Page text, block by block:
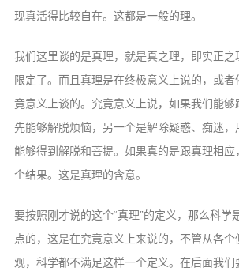
现真活得比较自在。这都是一般的理。
我们这里谈的是真理，就是真之理，即实正之
限定了。而且真理是在终极意义上说的，或
竟意义上谈的。究竟意义上说，如果我们能
先能够解脱烦恼，另一个是解除疑惑、痴迷，
能够得到解脱和菩提。如果真的是跟真理相
个结果。这是真理的含意。
要按照刚才说的这个“真理”的定义，那么科学
点的，这是在究竟意义上来说的，不管从各个
观，科学都不满足这样一个定义。在后面我们